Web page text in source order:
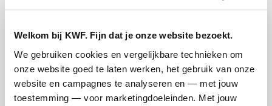
Welkom bij KWF. Fijn dat je onze website bezoekt.
We gebruiken cookies en vergelijkbare technieken om
onze website goed te laten werken, het gebruik van onze
website en campagnes te analyseren en — met jouw
toestemming — voor marketingdoeleinden. Met jouw